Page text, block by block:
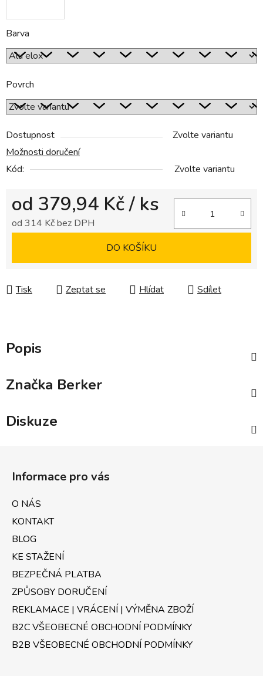
Barva
Povrch
Dostupnost
Zvolte variantu
Možnosti doručení
Kód:
Zvolte variantu
od 379,94 Kč/ ks
od 314 Kčbez DPH
DO KOŠÍKU
Tisk Zeptat se Hlídat Sdílet
Popis
Značka Berker
Diskuze
Informace pro vás
O NÁS
KONTAKT
BLOG
KE STAŽENÍ
BEZPEČNÁ PLATBA
ZPŮSOBY DORUČENÍ
REKLAMACE | VRÁCENÍ | VÝMĚNA ZBOŽÍ
B2C VŠEOBECNÉ OBCHODNÍ PODMÍNKY
B2B VŠEOBECNÉ OBCHODNÍ PODMÍNKY